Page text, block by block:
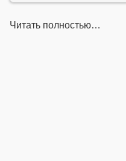
Читать полностью…